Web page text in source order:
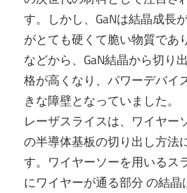
す。しかし、GaNは結晶成長
がとても硬くて脆い物質であ
などから、GaN結晶から切り
格が高くなり、パワーデバイ
きな障壁となっていました。
レーザスライスは、ワイヤー
の半導体基板の切り出し方法
す。ワイヤーソーを用いるス
にワイヤーが通る部分 の結